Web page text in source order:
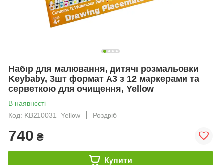
Набір для малювання, дитячі розмальовки
Keybaby, 3шт формат А3 з 12 маркерами та
серветкою для очищення, Yellow
В наявності
Код: KB210031_Yellow
Роздріб
740 ₴
Купити